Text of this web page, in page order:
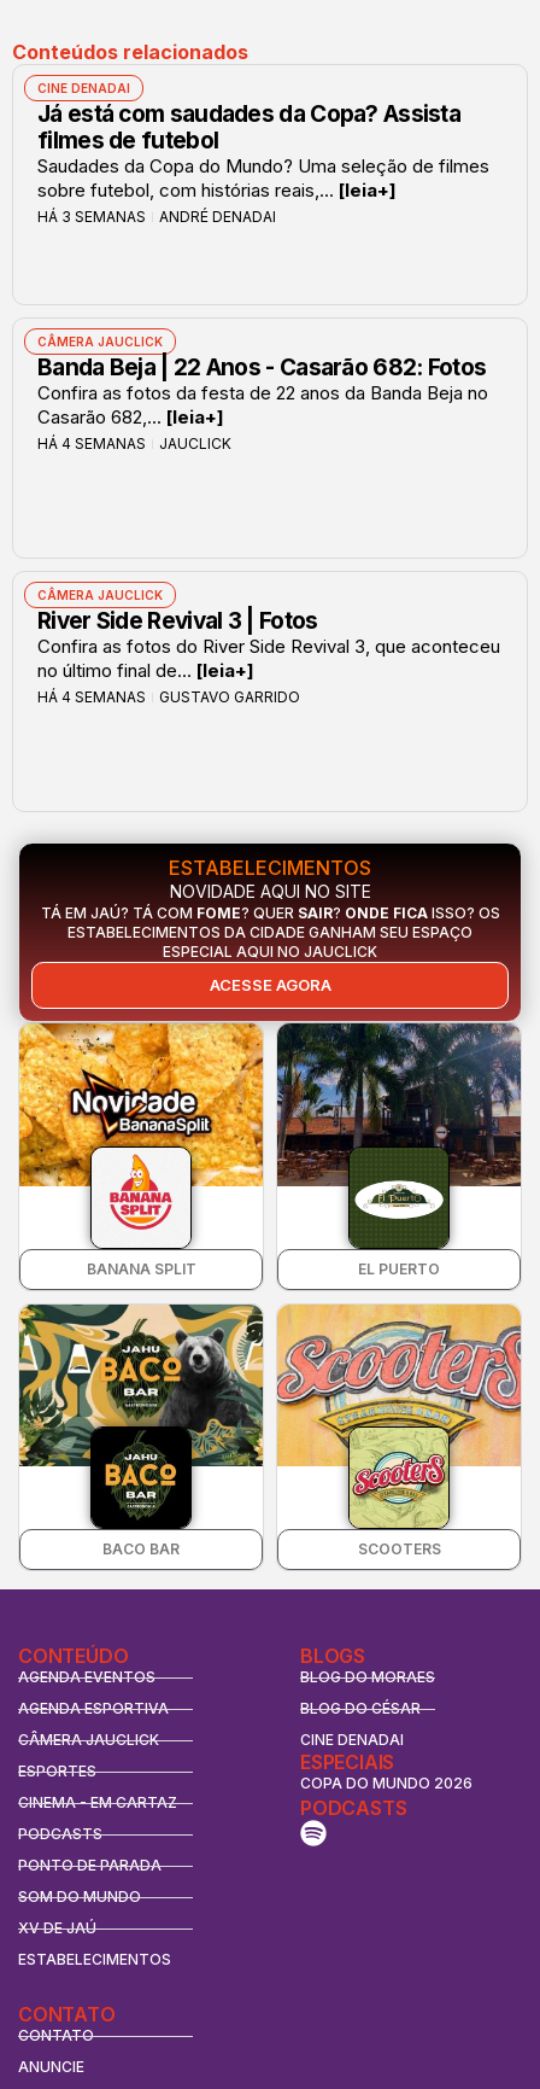
Conteúdos relacionados
CINE DENADAI
Já está com saudades da Copa? Assista
filmes de futebol
Saudades da Copa do Mundo? Uma seleção de filmes
sobre futebol, com histórias reais,... [leia+]
HÁ 3 SEMANAS ANDRÉ DENADAI
CÂMERA JAUCLICK
Banda Beja | 22 Anos - Casarão 682: Fotos
Confira as fotos da festa de 22 anos da Banda Beja no
Casarão 682,... [leia+]
HÁ 4 SEMANAS JAUCLICK
CÂMERA JAUCLICK
River Side Revival 3 | Fotos
Confira as fotos do River Side Revival 3, que aconteceu
no último final de... [leia+]
HÁ 4 SEMANAS GUSTAVO GARRIDO
BANANA SPLIT EL PUERTO
BACO BAR SCOOTERS
ESTABELECIMENTOS
NOVIDADE AQUI NO SITE
TÁ EM JAÚ? TÁ COM FOME? QUER SAIR? ONDE FICAISSO? OS
ESTABELECIMENTOS DA CIDADE GANHAM SEU ESPAÇO
ESPECIAL AQUI NO JAUCLICK
ACESSE AGORA
CONTEÚDO
AGENDA EVENTOS
AGENDA ESPORTIVA
CÂMERA JAUCLICK
ESPORTES
CINEMA - EM CARTAZ
PODCASTS
PONTO DE PARADA
SOM DO MUNDO
XV DE JAÚ
ESTABELECIMENTOS
BLOGS
BLOG DO MORAES
BLOG DO CÉSAR
CINE DENADAI
ESPECIAIS
COPA DO MUNDO 2026
CONTATO
CONTATO
ANUNCIE
PODCASTS